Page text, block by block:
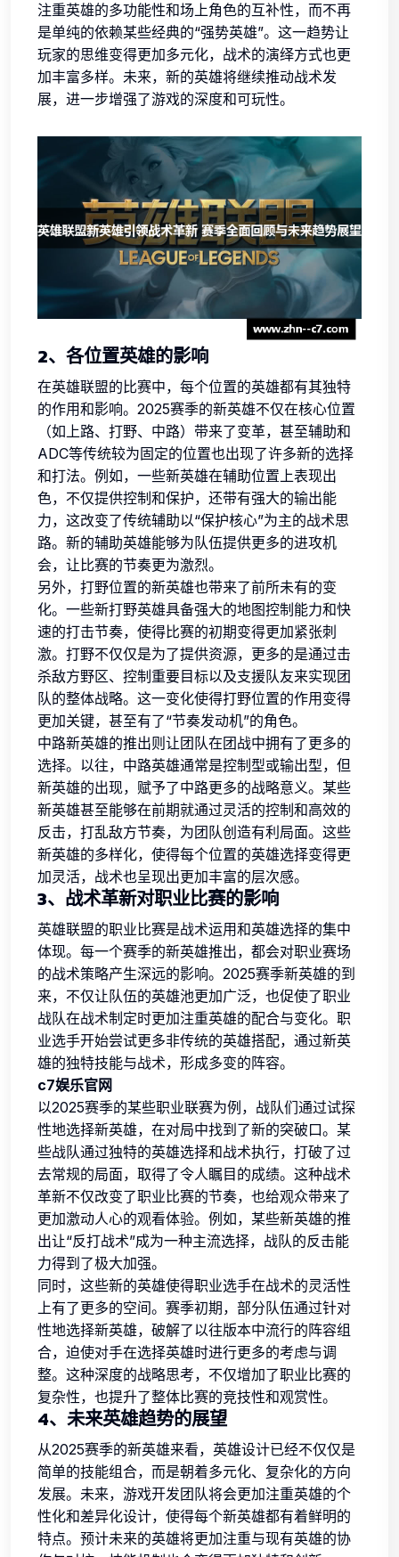
注重英雄的多功能性和场上角色的互补性，而不再
是单纯的依赖某些经典的“强势英雄”。这一趋势让
玩家的思维变得更加多元化，战术的演绎方式也更
加丰富多样。未来，新的英雄将继续推动战术发
展，进一步增强了游戏的深度和可玩性。
2、各位置英雄的影响
在英雄联盟的比赛中，每个位置的英雄都有其独特
的作用和影响。2025赛季的新英雄不仅在核心位置
（如上路、打野、中路）带来了变革，甚至辅助和
ADC等传统较为固定的位置也出现了许多新的选择
和打法。例如，一些新英雄在辅助位置上表现出
色，不仅提供控制和保护，还带有强大的输出能
力，这改变了传统辅助以“保护核心”为主的战术思
路。新的辅助英雄能够为队伍提供更多的进攻机
会，让比赛的节奏更为激烈。
另外，打野位置的新英雄也带来了前所未有的变
化。一些新打野英雄具备强大的地图控制能力和快
速的打击节奏，使得比赛的初期变得更加紧张刺
激。打野不仅仅是为了提供资源，更多的是通过击
杀敌方野区、控制重要目标以及支援队友来实现团
队的整体战略。这一变化使得打野位置的作用变得
更加关键，甚至有了“节奏发动机”的角色。
中路新英雄的推出则让团队在团战中拥有了更多的
选择。以往，中路英雄通常是控制型或输出型，但
新英雄的出现，赋予了中路更多的战略意义。某些
新英雄甚至能够在前期就通过灵活的控制和高效的
反击，打乱敌方节奏，为团队创造有利局面。这些
新英雄的多样化，使得每个位置的英雄选择变得更
加灵活，战术也呈现出更加丰富的层次感。
3、战术革新对职业比赛的影响
英雄联盟的职业比赛是战术运用和英雄选择的集中
体现。每一个赛季的新英雄推出，都会对职业赛场
的战术策略产生深远的影响。2025赛季新英雄的到
来，不仅让队伍的英雄池更加广泛，也促使了职业
战队在战术制定时更加注重英雄的配合与变化。职
业选手开始尝试更多非传统的英雄搭配，通过新英
雄的独特技能与战术，形成多变的阵容。
c7娱乐官网
以2025赛季的某些职业联赛为例，战队们通过试探
性地选择新英雄，在对局中找到了新的突破口。某
些战队通过独特的英雄选择和战术执行，打破了过
去常规的局面，取得了令人瞩目的成绩。这种战术
革新不仅改变了职业比赛的节奏，也给观众带来了
更加激动人心的观看体验。例如，某些新英雄的推
出让“反打战术”成为一种主流选择，战队的反击能
力得到了极大加强。
同时，这些新的英雄使得职业选手在战术的灵活性
上有了更多的空间。赛季初期，部分队伍通过针对
性地选择新英雄，破解了以往版本中流行的阵容组
合，迫使对手在选择英雄时进行更多的考虑与调
整。这种深度的战略思考，不仅增加了职业比赛的
复杂性，也提升了整体比赛的竞技性和观赏性。
4、未来英雄趋势的展望
从2025赛季的新英雄来看，英雄设计已经不仅仅是
简单的技能组合，而是朝着多元化、复杂化的方向
发展。未来，游戏开发团队将会更加注重英雄的个
性化和差异化设计，使得每个新英雄都有着鲜明的
特点。预计未来的英雄将更加注重与现有英雄的协